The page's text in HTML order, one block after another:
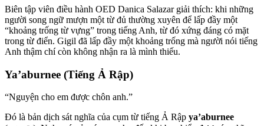
Biên tập viên điều hành OED Danica Salazar giải thích: khi những
người song ngữ mượn một từ đủ thường xuyên để lấp đầy một
“khoảng trống từ vựng” trong tiếng Anh, từ đó xứng đáng có mặt
trong từ điển. Gigil đã lấp đầy một khoảng trống mà người nói tiếng
Anh thậm chí còn không nhận ra là mình thiếu.
Ya’aburnee (Tiếng Ả Rập)
“Nguyện cho em được chôn anh.”
Đó là bản dịch sát nghĩa của cụm từ tiếng Ả Rập ya’aburnee